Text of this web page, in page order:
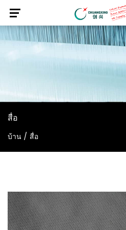
สื่อ
บ้าน / สื่อ